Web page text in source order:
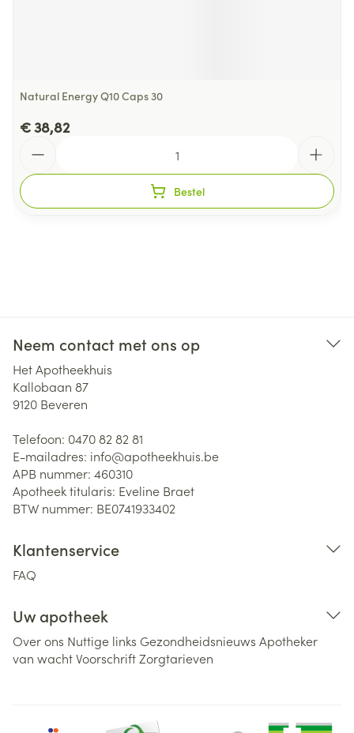
Natural Energy Q10 Caps 30
€ 38,82
Bestel
Neem contact met ons op
Het Apotheekhuis
Kallobaan 87
9120 Beveren
Telefoon: 0470 82 82 81
E-mailadres: info@apotheekhuis.be
APB nummer: 460310
Apotheek titularis: Eveline Braet
BTW nummer: BE0741933402
Klantenservice
FAQ
Uw apotheek
Over ons Nuttige links Gezondheidsnieuws Apotheker
van wachtVoorschriftZorgtarieven